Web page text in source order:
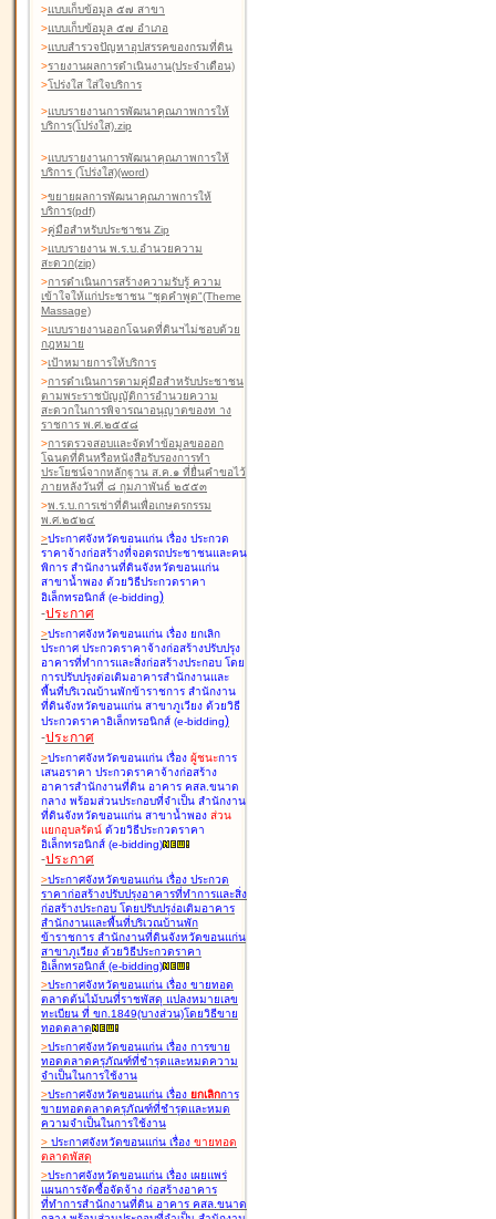
>แบบเก็บข้อมูล ๕๗ สาขา
>แบบเก็บข้อมูล ๕๗ อำเภอ
>แบบสำรวจปัญหาอุปสรรคของกรมที่ดิน
>รายงานผลการดำเนินงาน(ประจำเดือน)
>โปร่งใส ใส่ใจบริการ
>แบบรายงานการพัฒนาคุณภาพการให้
บริการ(โปร่งใส).zip
>แบบรายงานการพัฒนาคุณภาพการให้
บริการ (โปร่งใส)(word)
>ขยายผลการพัฒนาคุณภาพการให้
บริการ(pdf)
>คู่มือสำหรับประชาชน Zip
>แบบรายงาน พ.ร.บ.อำนวยความ
สะดวก(zip)
>การดำเนินการสร้างความรับรู้ ความ
เข้าใจให้แก่ประชาชน "ชุดคำพูด"(Theme
Massage)
>แบบรายงานออกโฉนดที่ดินฯไม่ชอบด้วย
กฎหมาย
>เป้าหมายการให้บริการ
>การดำเนินการตามคู่มือสำหรับประชาชน
ตามพระราชบัญญัติการอำนวยความ
สะดวกในการพิจารณาอนุญาตของท าง
ราชการ พ.ศ.๒๕๕๘
>การตรวจสอบและจัดทำข้อมูลขอออก
โฉนดที่ดินหรือหนังสือรับรองการทำ
ประโยชน์จากหลักฐาน ส.ค.๑ ที่ยื่นคำขอไว้
ภายหลังวันที่ ๘ กุมภาพันธ์ ๒๕๕๓
>พ.ร.บ.การเช่าที่ดินเพื่อเกษตรกรรม
พ.ศ.๒๕๒๔
>ประกาศจังหวัดขอนแก่น เรื่อง ประกวด
ราคาจ้างก่อสร้างที่จอดรถประชาชนและคน
พิการ สำนักงานที่ดินจังหวัดขอนแก่น
สาขาน้ำพอง ด้วยวิธีประกวดราคา
อิเล็กทรอนิกส์ (e-bidding)
-ประกาศ
>ประกาศจังหวัดขอนแก่น เรื่อง ยกเลิก
ประกาศ ประกวดราคาจ้างก่อสร้างปรับปรุง
อาคารที่ทำการและสิ่งก่อสร้างประกอบ โดย
การปรับปรุงต่อเติมอาคารสำนักงานและ
พื้นที่บริเวณบ้านพักข้าราชการ สำนักงาน
ที่ดินจังหวัดขอนแก่น สาขาภูเวียง ด้วยวิธี
ประกวดราคาอิเล็กทรอนิกส์ (e-bidding)
-ประกาศ
>ประกาศจังหวัดขอนแก่น เรื่อง ผู้ชนะการ
เสนอราคา ประกวดราคาจ้างก่อสร้าง
อาคารสำนักงานที่ดิน อาคาร คสล.ขนาด
กลาง พร้อมส่วนประกอบที่จำเป็น สำนักงาน
ที่ดินจังหวัดขอนแก่น สาขาน้ำพอง ส่วน
แยกอุบลรัตน์ ด้วยวิธีประกวดราคา
อิเล็กทรอนิกส์ (e-bidding)
-ประกาศ
>ประกาศจังหวัดขอนแก่น เรื่อง ประกวด
ราคาก่อสร้างปรับปรุงอาคารที่ทำการและสิ่ง
ก่อสร้างประกอบ โดยปรับปรุง่อเติมอาคาร
สำนักงานและพื้นที่บริเวณบ้านพัก
ข้าราชการ สำนักงานที่ดินจังหวัดขอนแก่น
สาขาภูเวียง ด้วยวิธีประกวดราคา
อิเล็กทรอนิกส์ (e-bidding)
>ประกาศจังหวัดขอนแก่น เรื่อง ขายทอด
ตลาดต้นไม้บนที่ราชพัสดุ แปลงหมายเลข
ทะเบียน ที่ ขก.1849(บางส่วน)โดยวิธีขาย
ทอดตลาด
>ประกาศจังหวัดขอนแก่น เรื่อง การขาย
ทอดตลาดครุภัณฑ์ที่ชำรุดและหมดความ
จำเป็นในการใช้งาน
>ประกาศจังหวัดขอนแก่น เรื่อง ยกเลิกการ
ขายทอดตลาดครุภัณฑ์ที่ชำรุดและหมด
ความจำเป็นในการใช้งาน
> ประกาศจังหวัดขอนแก่น เรื่อง ขายทอด
ตลาดพัสดุ
>ประกาศจังหวัดขอนแก่น เรื่อง เผยแพร่
แผนการจัดซื้อจัดจ้าง ก่อสร้างอาคาร
ที่ทำการสำนักงานที่ดิน อาคาร คสล.ขนาด